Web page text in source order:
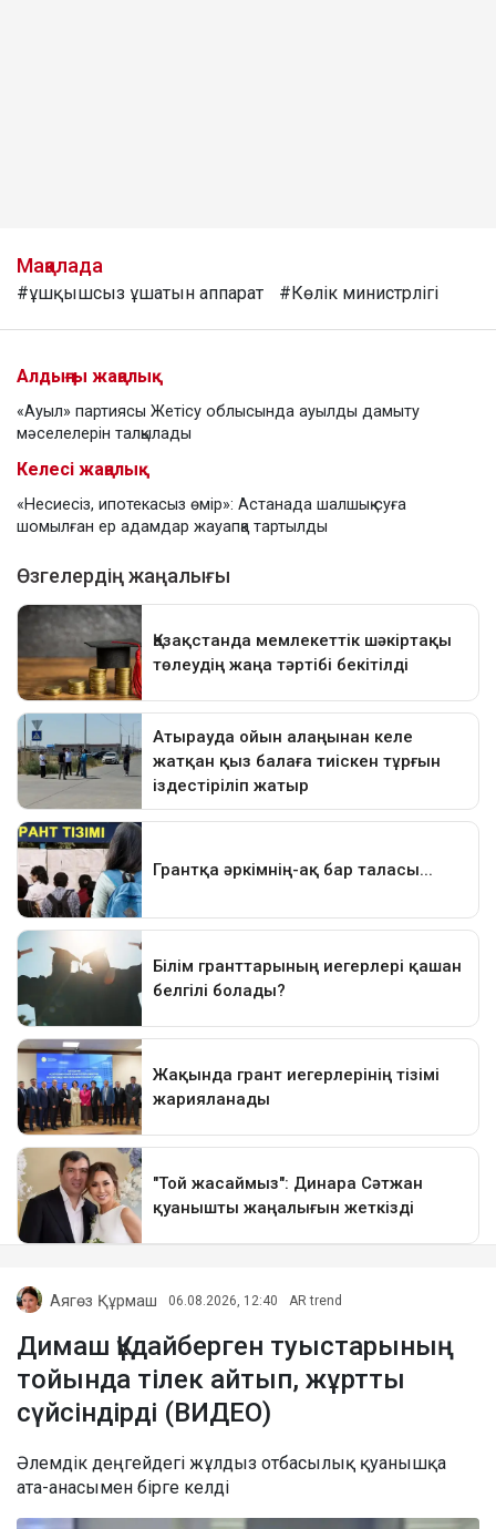
Мақалада
#ұшқышсыз ұшатын аппарат #Көлік министрлігі
Алдыңғы жаңалық
«Ауыл» партиясы Жетісу облысында ауылды дамыту
мәселелерін талқылады
Келесі жаңалық
«Несиесіз, ипотекасыз өмір»: Астанада шалшық суға
шомылған ер адамдар жауапқа тартылды
Аягөз Құрмаш 06.08.2026, 12:40 AR trend
Димаш Құдайберген туыстарының
тойында тілек айтып, жұртты
сүйсіндірді (ВИДЕО)
Әлемдік деңгейдегі жұлдыз отбасылық қуанышқа
ата-анасымен бірге келді